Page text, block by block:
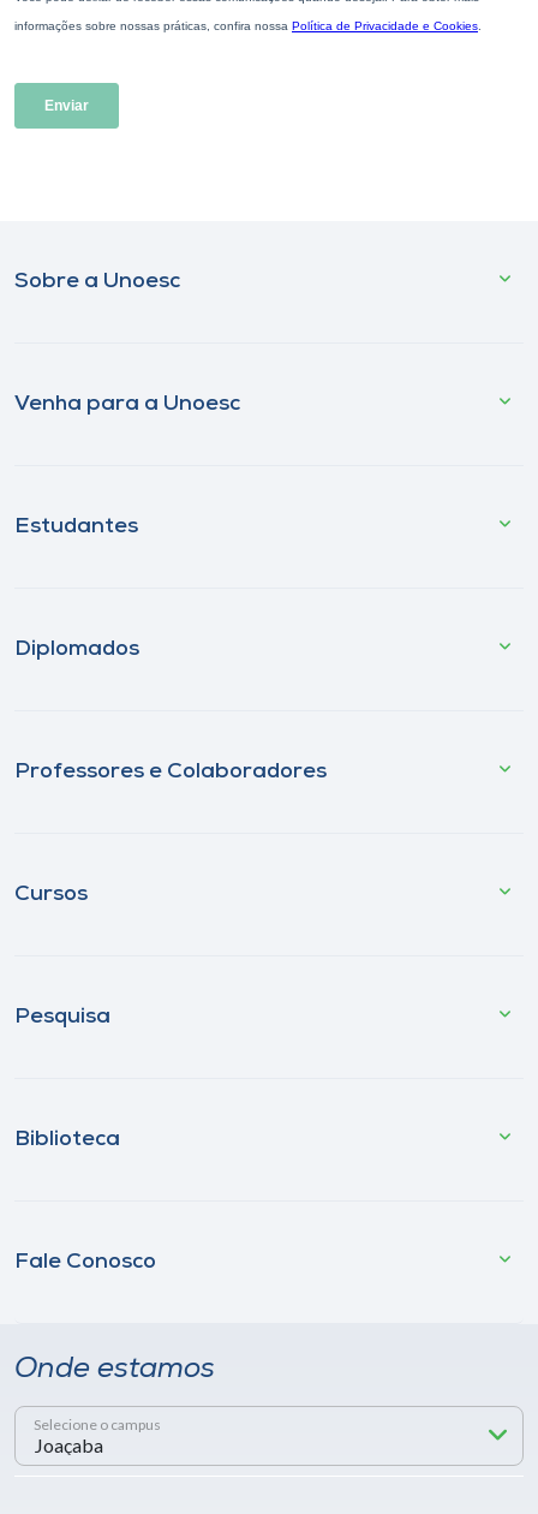
Sobre a Unoesc
Venha para a Unoesc
Estudantes
Diplomados
Professores e Colaboradores
Cursos
Pesquisa
Biblioteca
Fale Conosco
Onde estamos
Selecione o campus